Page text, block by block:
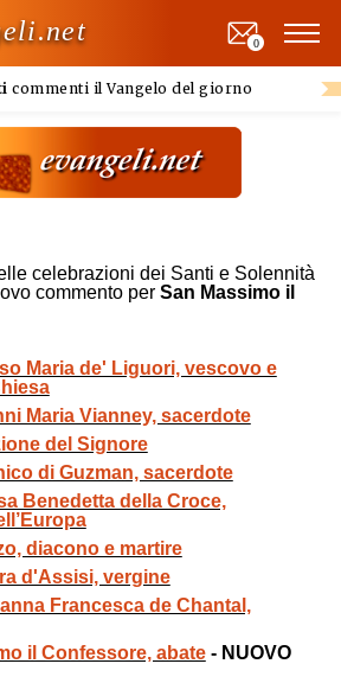
commenti il Vangelo del giorno
0
celebrazioni dei Santi e Solennità
commento per San Massimo il
Maria de' Liguori, vescovo e
Maria Vianney, sacerdote
del Signore
di Guzman, sacerdote
Benedetta della Croce,
diacono e martire
d'Assisi, vergine
Francesca de Chantal,
il Confessore, abate- NUOVO